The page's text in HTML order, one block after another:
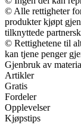
© Alle rettigheter
produkter kjøpt
tilknyttede
© Rettighetene til
kan tjene penger
Gjenbruk av
Artikler
Gratis
Fordeler
Opplevelser
Kjøpstips